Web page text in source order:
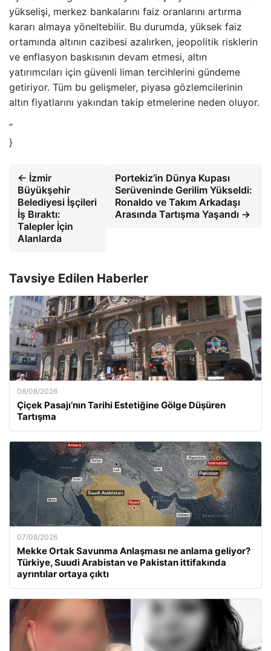
yükselişi, merkez bankalarını faiz oranlarını artırma
kararı almaya yöneltebilir. Bu durumda, yüksek faiz
ortamında altının cazibesi azalırken, jeopolitik risklerin
ve enflasyon baskısının devam etmesi, altın
yatırımcıları için güvenli liman tercihlerini gündeme
getiriyor. Tüm bu gelişmeler, piyasa gözlemcilerinin
altın fiyatlarını yakından takip etmelerine neden oluyor.
”
}
← İzmir
Büyükşehir
Belediyesi İşçileri
İş Bıraktı:
Talepler İçin
Alanlarda
Portekiz’in Dünya Kupası
Serüveninde Gerilim Yükseldi:
Ronaldo ve Takım Arkadaşı
Arasında Tartışma Yaşandı →
Tavsiye Edilen Haberler
08/08/2026
Çiçek Pasajı’nın Tarihi Estetiğine Gölge Düşüren
Tartışma
07/08/2026
Mekke Ortak Savunma Anlaşması ne anlama geliyor?
Türkiye, Suudi Arabistan ve Pakistan ittifakında
ayrıntılar ortaya çıktı